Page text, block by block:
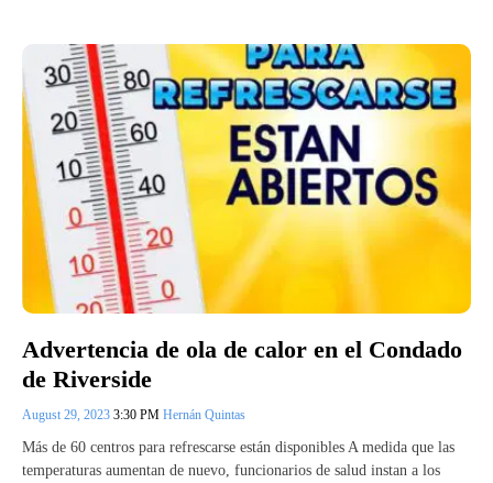
Advertencia de ola de calor en el Condado
de Riverside
August 29, 2023 3:30 PM Hernán Quintas
Más de 60 centros para refrescarse están disponibles A medida que las
temperaturas aumentan de nuevo, funcionarios de salud instan a los